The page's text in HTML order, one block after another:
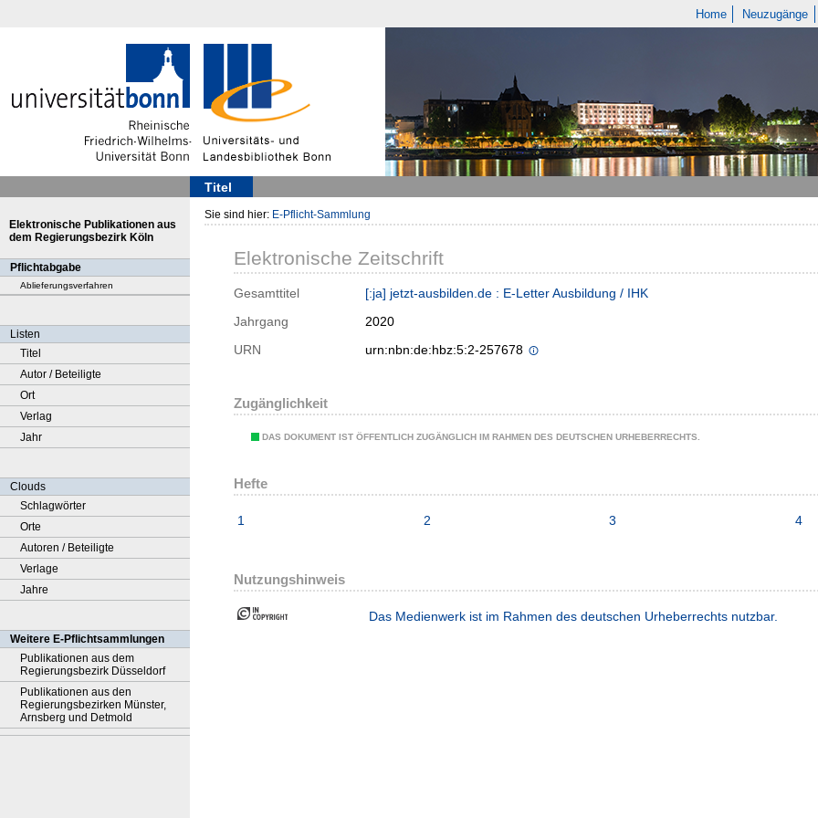
Home Neuzugänge
Titel
Elektronische Publikationen aus
dem Regierungsbezirk Köln
Pflichtabgabe
Ablieferungsverfahren
Listen
Titel
Autor / Beteiligte
Ort
Verlag
Jahr
Clouds
Schlagwörter
Orte
Autoren / Beteiligte
Verlage
Jahre
Weitere E-Pflichtsammlungen
Publikationen aus dem
Regierungsbezirk Düsseldorf
Publikationen aus den
Regierungsbezirken Münster,
Arnsberg und Detmold
Sie sind hier: E-Pflicht-Sammlung
Elektronische Zeitschrift
Gesamttitel
[:ja] jetzt-ausbilden.de : E-Letter Ausbildung / IHK
Jahrgang
2020
URN
urn:nbn:de:hbz:5:2-257678
Zugänglichkeit
DAS DOKUMENT IST ÖFFENTLICH ZUGÄNGLICH IM RAHMEN DES DEUTSCHEN URHEBERRECHTS.
Hefte
1 2 3 4
Nutzungshinweis
Das Medienwerk ist im Rahmen des deutschen Urheberrechts nutzbar.